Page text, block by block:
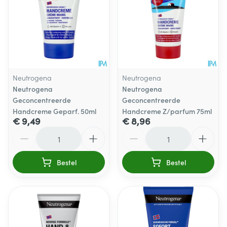
Neutrogena
Neutrogena
Geconcentreerde
Handcreme Geparf. 50ml
€ 9,49
Bestel
Neutrogena
Neutrogena
Geconcentreerde
Handcreme Z/parfum 75ml
€ 8,96
Bestel